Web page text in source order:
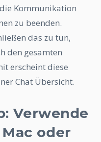
Kommunikation
zu beenden.
das zu tun,
den gesamten
erscheint diese
Chat Übersicht.
Verwende
oder